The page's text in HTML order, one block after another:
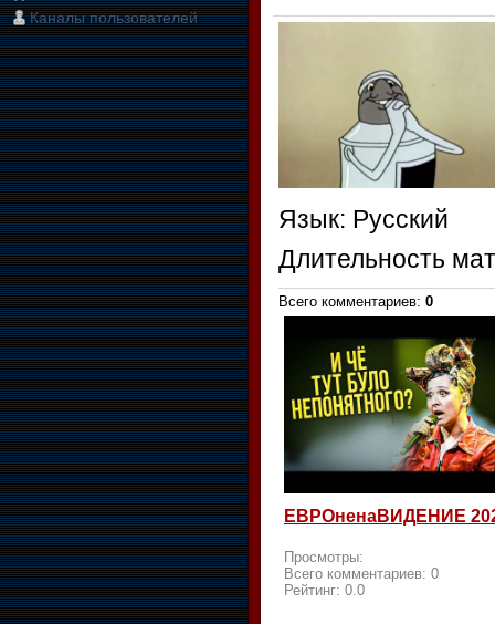
Каналы пользователей
Язык: Русский
Длительность
Всего комментариев: 0
ЕВРОненаВИДЕНИЕ
Просмотры:
Всего комментариев: 0
Рейтинг: 0.0